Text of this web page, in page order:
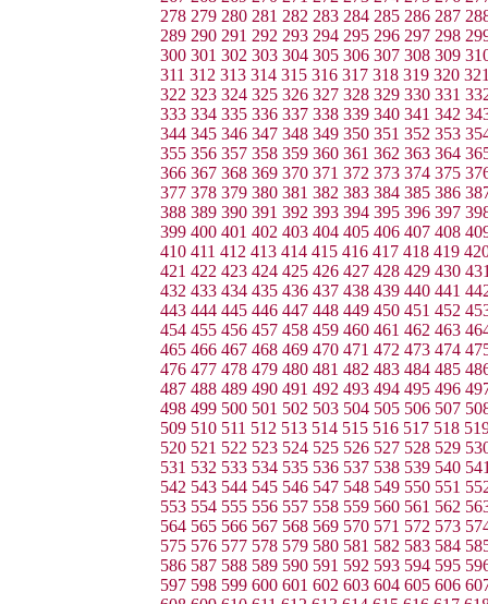
278 279 280 281 282 283 284 285 286 287
289 290 291 292 293 294 295 296 297 298
300 301 302 303 304 305 306 307 308 309
311 312 313 314 315 316 317 318 319 320
322 323 324 325 326 327 328 329 330 331
333 334 335 336 337 338 339 340 341 342
344 345 346 347 348 349 350 351 352 353
355 356 357 358 359 360 361 362 363 364
366 367 368 369 370 371 372 373 374 375
377 378 379 380 381 382 383 384 385 386
388 389 390 391 392 393 394 395 396 397
399 400 401 402 403 404 405 406 407 408
410 411 412 413 414 415 416 417 418 419
421 422 423 424 425 426 427 428 429 430
432 433 434 435 436 437 438 439 440 441
443 444 445 446 447 448 449 450 451 452
454 455 456 457 458 459 460 461 462 463
465 466 467 468 469 470 471 472 473 474
476 477 478 479 480 481 482 483 484 485
487 488 489 490 491 492 493 494 495 496
498 499 500 501 502 503 504 505 506 507
509 510 511 512 513 514 515 516 517 518
520 521 522 523 524 525 526 527 528 529
531 532 533 534 535 536 537 538 539 540
542 543 544 545 546 547 548 549 550 551
553 554 555 556 557 558 559 560 561 562
564 565 566 567 568 569 570 571 572 573
575 576 577 578 579 580 581 582 583 584
586 587 588 589 590 591 592 593 594 595
597 598 599 600 601 602 603 604 605 606